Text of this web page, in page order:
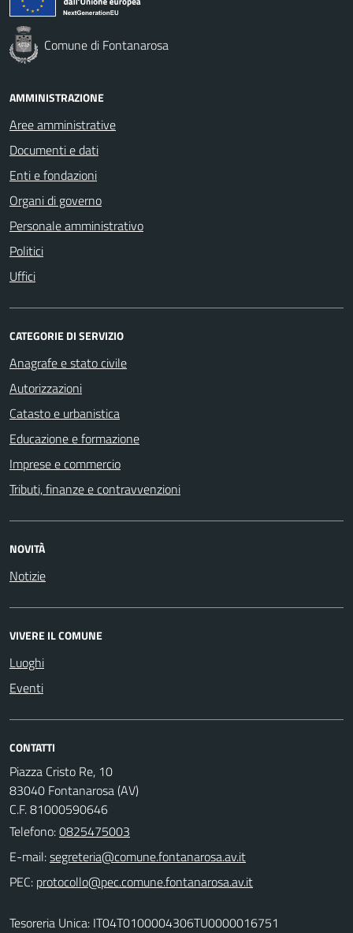
Comune di Fontanarosa
AMMINISTRAZIONE
Aree amministrative
Documenti e dati
Enti e fondazioni
Organi di governo
Personale amministrativo
Politici
Uffici
CATEGORIE DI SERVIZIO
Anagrafe e stato civile
Autorizzazioni
Catasto e urbanistica
Educazione e formazione
Imprese e commercio
Tributi, finanze e contravvenzioni
NOVITÀ
Notizie
VIVERE IL COMUNE
Luoghi
Eventi
CONTATTI
Piazza Cristo Re, 10
83040 Fontanarosa (AV)
C.F. 81000590646
Telefono:0825475003
E-mail:
PEC:
Tesoreria Unica: IT04T0100004306TU0000016751